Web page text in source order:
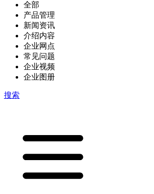
全部
产品管理
新闻资讯
介绍内容
企业网点
常见问题
企业视频
企业图册
搜索